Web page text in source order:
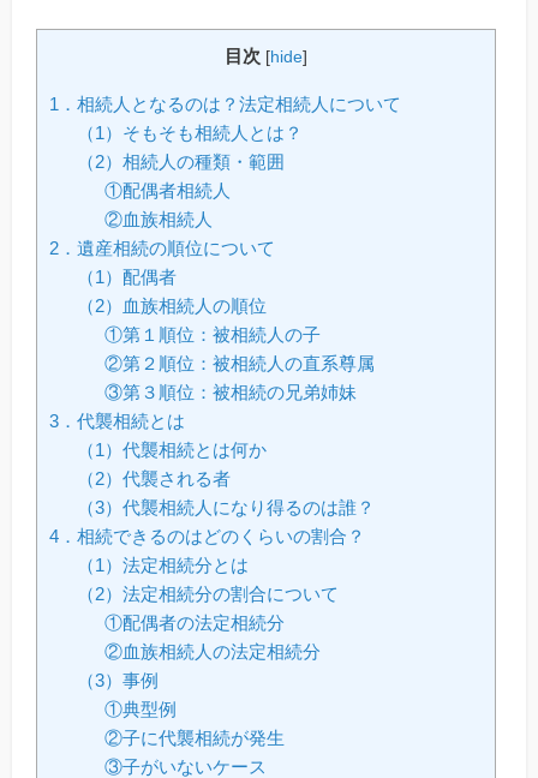
目次 [hide]
1．相続人となるのは？法定相続人について
（1）そもそも相続人とは？
（2）相続人の種類・範囲
①配偶者相続人
②血族相続人
2．遺産相続の順位について
（1）配偶者
（2）血族相続人の順位
①第１順位：被相続人の子
②第２順位：被相続人の直系尊属
③第３順位：被相続の兄弟姉妹
3．代襲相続とは
（1）代襲相続とは何か
（2）代襲される者
（3）代襲相続人になり得るのは誰？
4．相続できるのはどのくらいの割合？
（1）法定相続分とは
（2）法定相続分の割合について
①配偶者の法定相続分
②血族相続人の法定相続分
（3）事例
①典型例
②子に代襲相続が発生
③子がいないケース